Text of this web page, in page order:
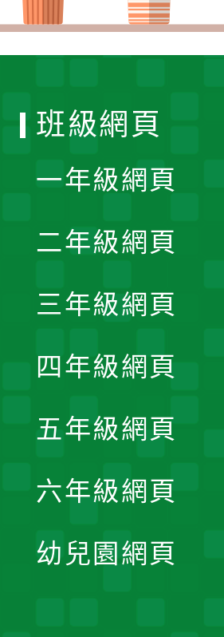
班級網頁
一年級網頁
二年級網頁
三年級網頁
四年級網頁
五年級網頁
六年級網頁
幼兒園網頁